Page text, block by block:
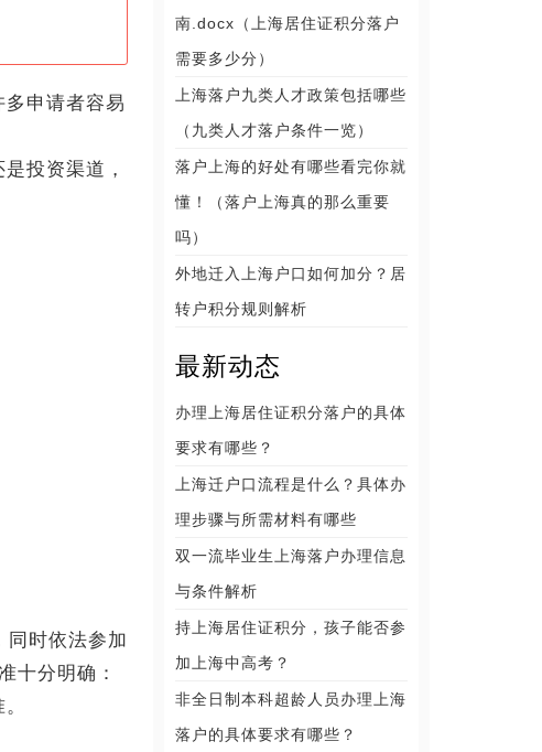
申请者容易
投资渠道，
时依法参加
十分明确：
南.docx（上海居住证积分落户
需要多少分）
上海落户九类人才政策包括哪些
（九类人才落户条件一览）
落户上海的好处有哪些看完你就
懂！（落户上海真的那么重要
吗）
外地迁入上海户口如何加分？居
转户积分规则解析
最新动态
办理上海居住证积分落户的具体
要求有哪些？
上海迁户口流程是什么？具体办
理步骤与所需材料有哪些
双一流毕业生上海落户办理信息
与条件解析
持上海居住证积分，孩子能否参
加上海中高考？
非全日制本科超龄人员办理上海
落户的具体要求有哪些？